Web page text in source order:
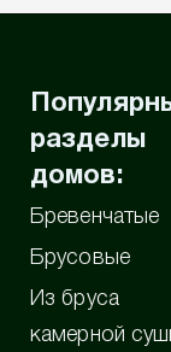
разделы
домов:
Бревенчатые
Брусовые
Из бруса
камерной